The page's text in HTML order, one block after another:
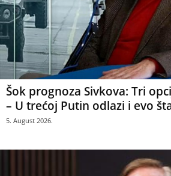
Šok prognoza Sivkova: Tri
– U trećoj Putin odlazi i evo
5. August 2026.